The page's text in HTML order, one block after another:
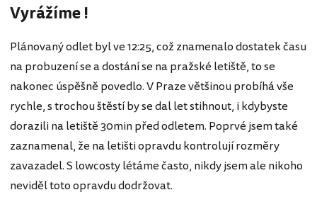
Vyrážíme !
Plánovaný odlet byl ve 12:25, což znamenalo dostatek času
na probuzení se a dostání se na pražské letiště, to se
nakonec úspěšně povedlo. V Praze většinou probíhá vše
rychle, s trochou štěstí by se dal let stihnout, i kdybyste
dorazili na letiště 30min před odletem. Poprvé jsem také
zaznamenal, že na letišti opravdu kontrolují rozměry
zavazadel. S lowcosty létáme často, nikdy jsem ale nikoho
neviděl toto opravdu dodržovat.